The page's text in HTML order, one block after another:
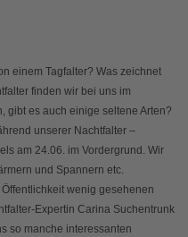
einem Tagfalter? Was zeichnet
finden wir bei uns im
gibt es auch einige seltene Arten?
unserer Nachtfalter –
am 24.06. im Vordergrund. Wir
und Spannern etc.
wenig gesehenen
Expertin Carina Suchentrunk
so manche interessanten